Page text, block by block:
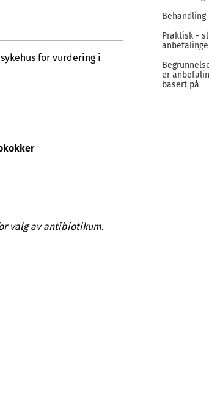
for vurdering i
valg av antibiotikum.
Behandling
Praktisk -
er
basert på